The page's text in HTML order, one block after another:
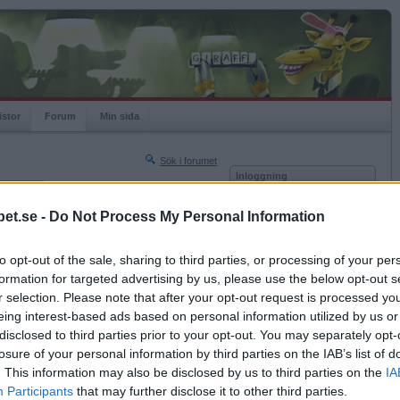
- Do Not Process My Personal Information
opt-out of the sale, sharing to third parties, or processing of your
for targeted advertising by us, please use the below opt-out
selection. Please note that after your opt-out request is processed
interest-based ads based on personal information utilized by us
to third parties prior to your opt-out. You may separately
of your personal information by third parties on the IAB’s list of
This information may also be disclosed by us to third parties on the
Participants that may further disclose it to other third parties.
Forum Min sida
Sök i forumet
Nästa sida »
2020-10-01 11:54
mankinin?
Inloggning
Kom ihåg mig
Glömt ditt lösenord?
Få ny aktiveringslänk
Betapet är gratis!